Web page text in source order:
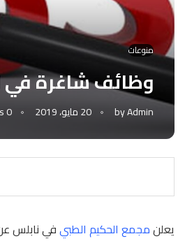
منوعات
وظائف شاغرة في
byAdmin 20 مايو، 2019 0 comments
يعلنمجمع الحكيم الطبيفي نابلس